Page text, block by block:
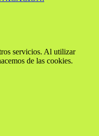
servicios. Al utilizar
de las cookies.